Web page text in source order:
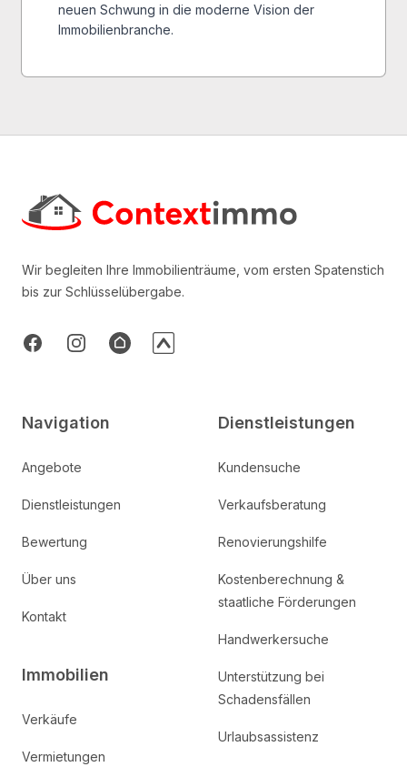
neuen Schwung in die moderne Vision der
Immobilienbranche.
Wir begleiten Ihre Immobilienträume, vom ersten Spatenstich
bis zur Schlüsselübergabe.
FacebookInstagramAtHomeImmoTop
Navigation
Angebote
Dienstleistungen
Bewertung
Über uns
Kontakt
Immobilien
Verkäufe
Vermietungen
Dienstleistungen
Kundensuche
Verkaufsberatung
Renovierungshilfe
Kostenberechnung &
staatliche Förderungen
Handwerkersuche
Unterstützung bei
Schadensfällen
Urlaubsassistenz